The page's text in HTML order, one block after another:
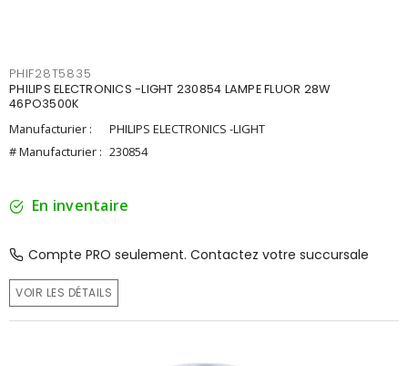
PHIF28T5835
PHILIPS ELECTRONICS -LIGHT 230854 LAMPE FLUOR 28W
46PO3500K
Manufacturier :
PHILIPS ELECTRONICS -LIGHT
# Manufacturier : 230854
En inventaire
Compte PRO seulement. Contactez votre succursale
VOIR LES DÉTAILS